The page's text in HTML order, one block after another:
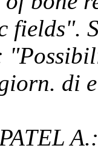
fields".
di